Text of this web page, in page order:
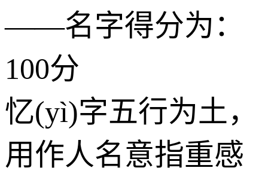
——名字得分为：
100分
忆(yì)字五行为土，
用作人名意指重感